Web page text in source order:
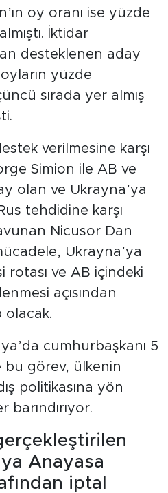
oy oranı ise yüzde
İktidar
desteklenen aday
yüzde
sırada yer almış
verilmesine karşı
Simion ile AB ve
olan ve Ukrayna’ya
tehdidine karşı
Nicusor Dan
Ukrayna’ya
rotası ve AB içindeki
açısından
olacak.
cumhurbaşkanı 5
bu görev, ülkenin
politikasına yön
Anayasa
iptal